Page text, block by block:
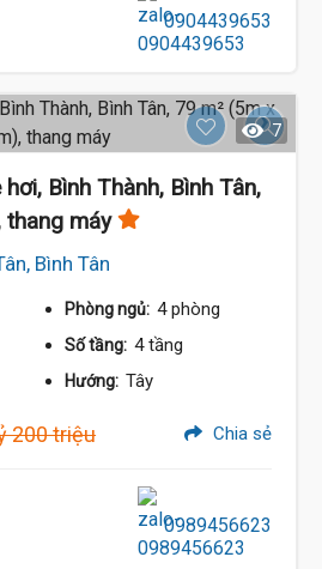
0904439653
7
Bình Thành, Bình Tân,
thang máy
Bình Tân
Phòng ngủ: 4 phòng
Số tầng: 4 tầng
Hướng: Tây
200 triệu Chia sẻ
0989456623